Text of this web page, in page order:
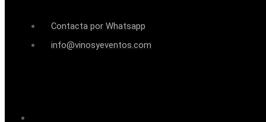
Contacta por Whatsapp
info@vinosyeventos.com